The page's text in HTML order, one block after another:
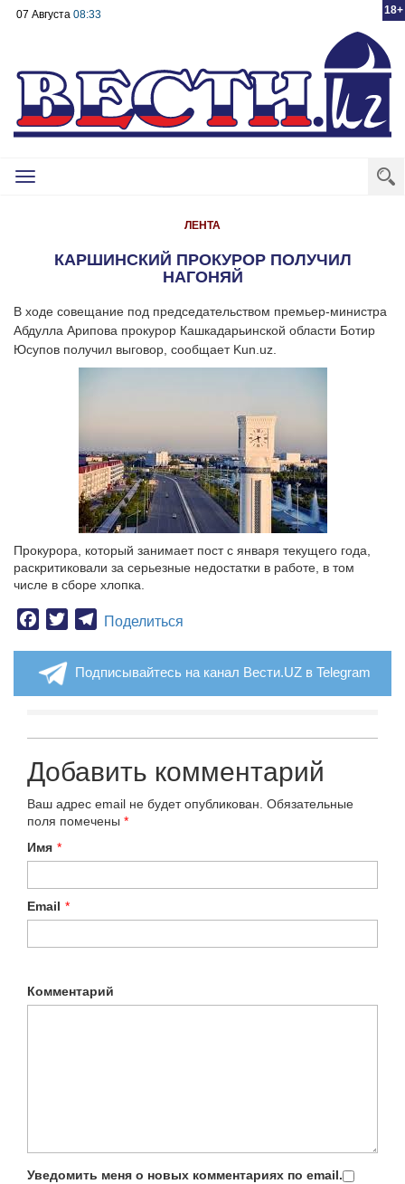
18+
07 Августа 08:33
Toggle
ЛЕНТА
КАРШИНСКИЙ ПРОКУРОР ПОЛУЧИЛ
НАГОНЯЙ
В ходе совещание под председательством премьер-министра
Абдулла Арипова прокурор Кашкадарьинской области Ботир
Юсупов получил выговор, сообщает Kun.uz.
Прокурора, который занимает пост с января текущего года,
раскритиковали за серьезные недостатки в работе, в том
числе в сборе хлопка.
Facebook
TwitterTelegram
Поделиться
Подписывайтесь на канал Вести.UZ в Telegram
Добавить комментарий
Ваш адрес email не будет опубликован. Обязательные
поля помечены *
Имя *
Email *
Комментарий
Уведомить меня о новых комментариях по email.